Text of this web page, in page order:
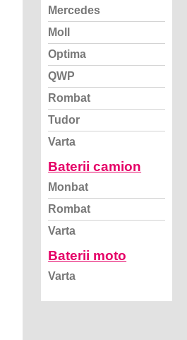
Mercedes
Moll
Optima
QWP
Rombat
Tudor
Varta
Baterii camion
Monbat
Rombat
Varta
Baterii moto
Varta